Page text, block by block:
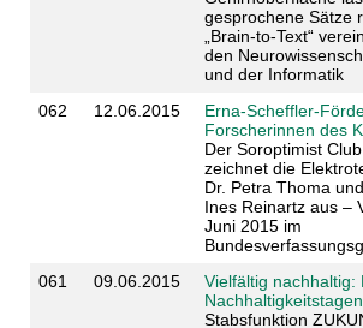
gesprochene Sätze
„Brain-to-Text“
den
und der Informatik
062
12.06.2015
Erna-Scheffler-
Forscherinnen des
Der Soroptimist
zeichnet die
Dr. Petra Thoma
Ines Reinartz aus –
Juni 2015 im
061
09.06.2015
Vielfältig nachhaltig:
Nachhaltigkeitstagen
Stabsfunktion